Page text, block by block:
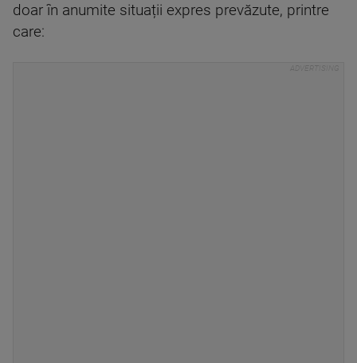
doar în anumite situații expres prevăzute, printre
care: